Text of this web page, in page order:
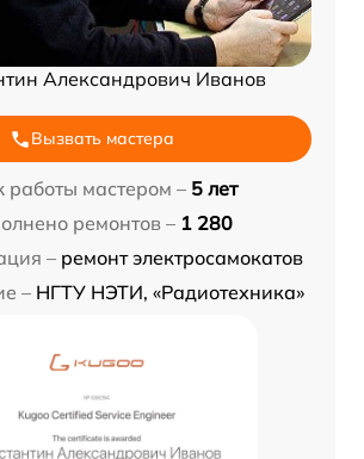
Александрович Иванов
Вызвать мастера
работы мастером – 5 лет
ремонтов – 1 280
– ремонт электросамокатов
– НГТУ НЭТИ, «Радиотехника»